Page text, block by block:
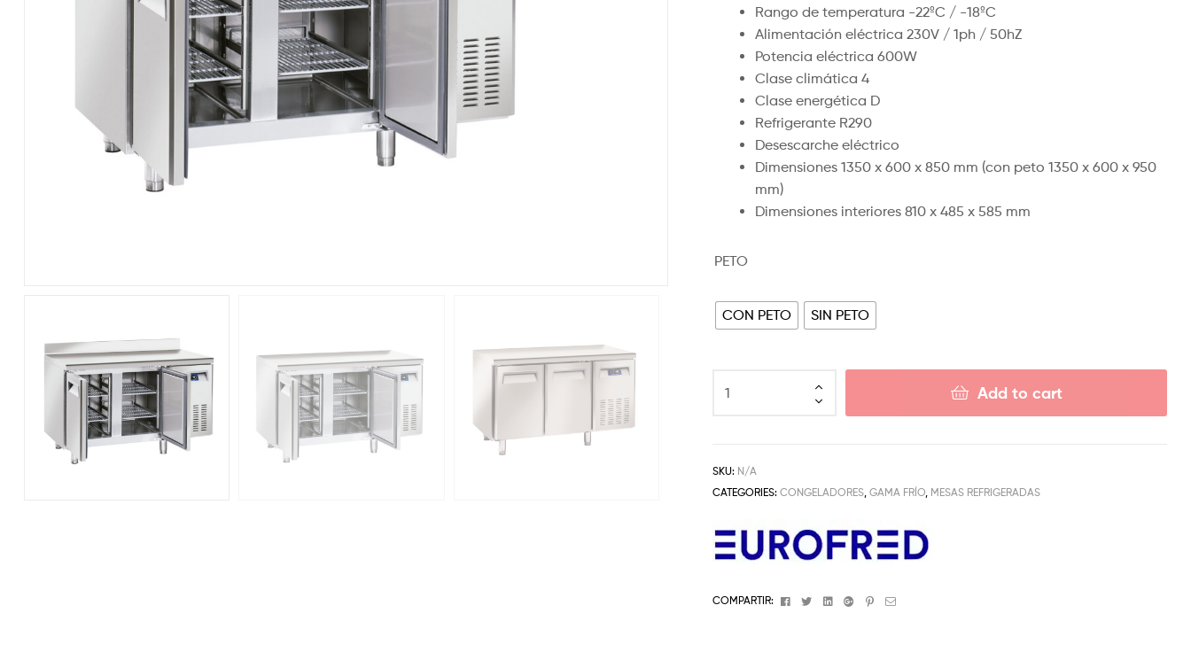
Rango de temperatura -22ºC / -18ºC
Alimentación eléctrica 230V / 1ph / 50hZ
Potencia eléctrica 600W
Clase climática 4
Clase energética D
Refrigerante R290
Desescarche eléctrico
Dimensiones 1350 x 600 x 850 mm (con peto 1350 x 600 x 950
mm)
Dimensiones interiores 810 x 485 x 585 mm
PETO
CON PETO SIN PETO
Add to cart
SKU: N/A
CATEGORIES:CONGELADORES ,GAMA FRÍO MESAS REFRIGERADAS
COMPARTIR: FacebookTwitterLinkedinGoogle+Pinterest
Email